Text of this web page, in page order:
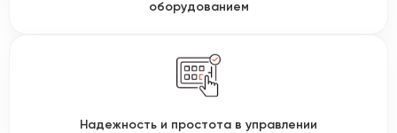
оборудованием
Надежность и простота в управлении